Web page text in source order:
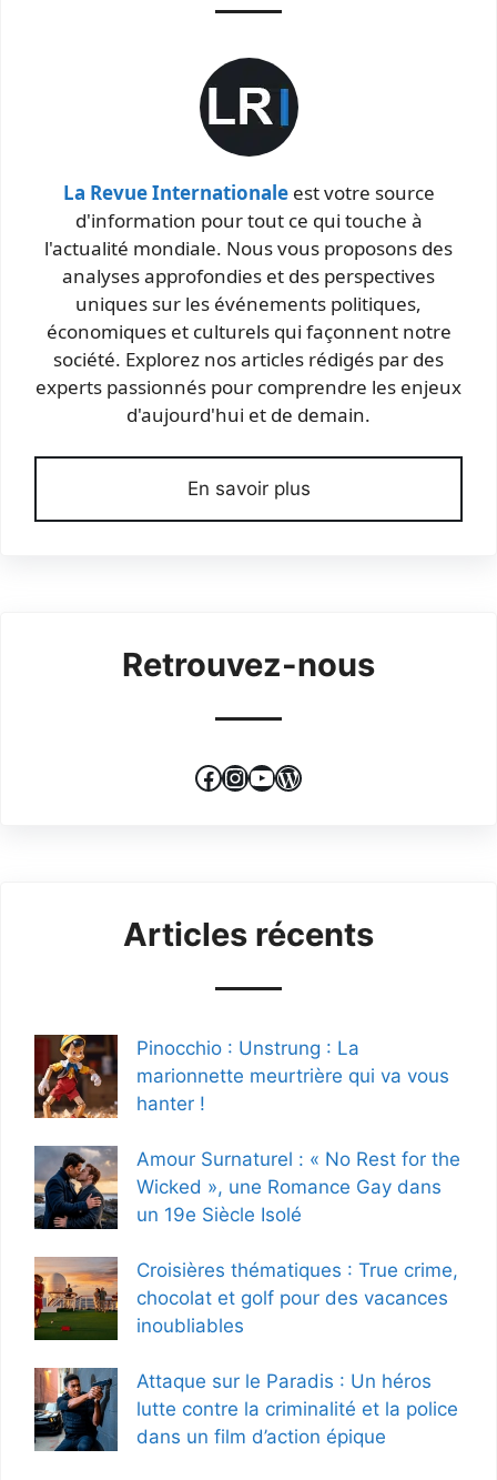
La Revue Internationaleest votre source
d'information pour tout ce qui touche à
l'actualité mondiale. Nous vous proposons des
analyses approfondies et des perspectives
uniques sur les événements politiques,
économiques et culturels qui façonnent notre
société. Explorez nos articles rédigés par des
experts passionnés pour comprendre les enjeux
d'aujourd'hui et de demain.
En savoir plus
Retrouvez-nous
Facebook
Instagram
YouTube
WordPress
Articles récents
Pinocchio : Unstrung : La
marionnette meurtrière qui va vous
hanter !
Amour Surnaturel : « No Rest for the
Wicked », une Romance Gay dans
un 19e Siècle Isolé
Croisières thématiques : True crime,
chocolat et golf pour des vacances
inoubliables
Attaque sur le Paradis : Un héros
lutte contre la criminalité et la police
dans un film d’action épique